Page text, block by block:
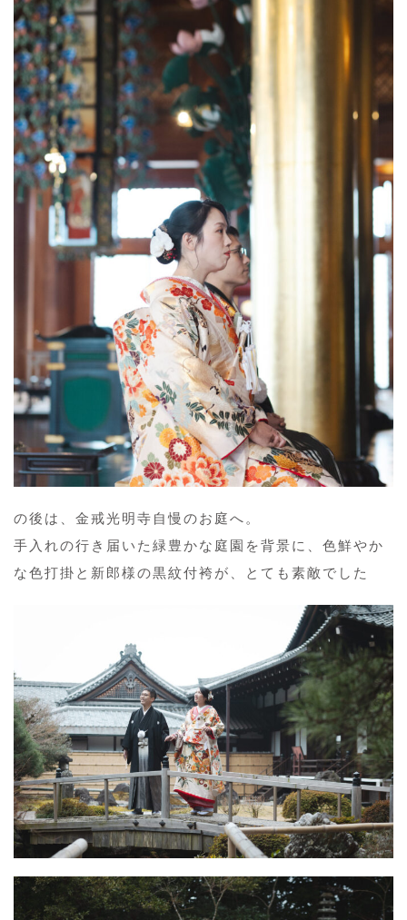
の後は、金戒光明寺自慢のお庭へ。
手入れの行き届いた緑豊かな庭園を背景に、色鮮やか
な色打掛と新郎様の黒紋付袴が、とても素敵でした